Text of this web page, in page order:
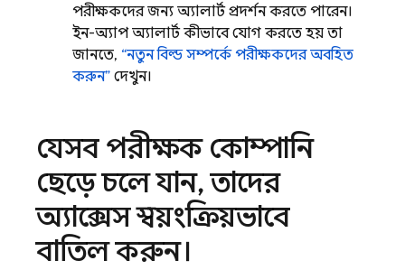
পরীক্ষকদের জন্য অ্যালার্ট প্রদর্শন করতে পারেন।
ইন-অ্যাপ অ্যালার্ট কীভাবে যোগ করতে হয় তা
জানতে, “নতুন বিল্ড সম্পর্কে পরীক্ষকদের অবহিত
করুন” দেখুন।
যেসব পরীক্ষক কোম্পানি
ছেড়ে চলে যান,তাদের
অ্যাক্সেস স্বয়ংক্রিয়ভাবে
বাতিল করুন।